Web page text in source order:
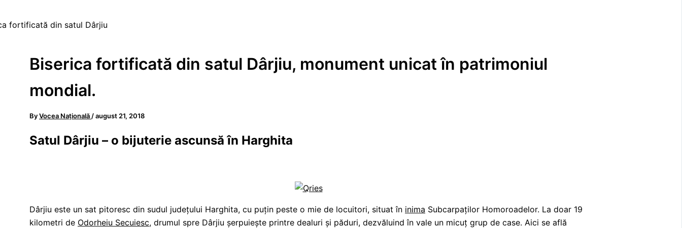
Biserica fortificată din satul Dârjiu, monument unicat în patrimoniul
mondial.
ByVocea Națională /august 21, 2018
Satul Dârjiu – o bijuterie ascunsă în Harghita
Dârjiu este un sat pitoresc din sudul judeţului Harghita, cu puţin peste o mie de locuitori, situat în inima Subcarpaţilor Homoroadelor. La doar 19
kilometri de Odorheiu Secuiesc, drumul spre Dârjiu șerpuiește printre dealuri și păduri, dezvăluind în vale un micuț grup de case. Aici se află